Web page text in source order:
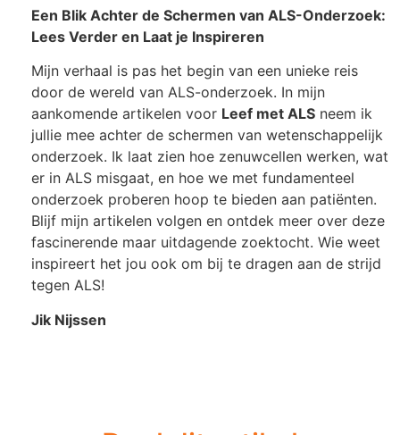
Een Blik Achter de Schermen van ALS-Onderzoek:
Lees Verder en Laat je Inspireren
Mijn verhaal is pas het begin van een unieke reis
door de wereld van ALS-onderzoek. In mijn
aankomende artikelen voor Leef met ALS neem ik
jullie mee achter de schermen van wetenschappelijk
onderzoek. Ik laat zien hoe zenuwcellen werken, wat
er in ALS misgaat, en hoe we met fundamenteel
onderzoek proberen hoop te bieden aan patiënten.
Blijf mijn artikelen volgen en ontdek meer over deze
fascinerende maar uitdagende zoektocht. Wie weet
inspireert het jou ook om bij te dragen aan de strijd
tegen ALS!
Jik Nijssen